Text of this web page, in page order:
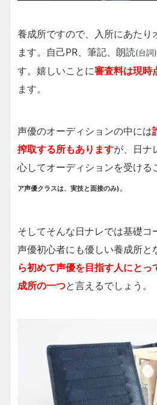
養成所ですので、入所にあたり
ます。自己PR、筆記、朗読(台詞)
す。嬉しいことに審査料は現時
ます。
声優のオーディションの中には
搾取する所もありますが、日ナ
心してオーディションを受ける
ア声優クラスは、実技と面接のみ)。
そしてそんな日ナレでは基礎コ
声優初心者にも優しい養成所と
ら初めて声優を目指す人にとっ
成所の一つと言えるでしょう。